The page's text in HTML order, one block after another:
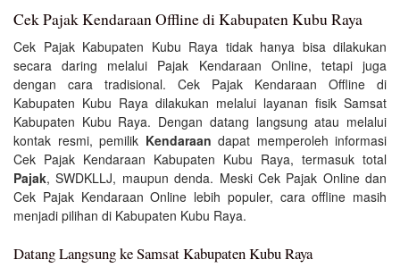
Cek Pajak Kendaraan Offline di Kabupaten Kubu Raya
Cek Pajak Kabupaten Kubu Raya tidak hanya bisa dilakukan
secara daring melalui Pajak Kendaraan Online, tetapi juga
dengan cara tradisional. Cek Pajak Kendaraan Offline di
Kabupaten Kubu Raya dilakukan melalui layanan fisik Samsat
Kabupaten Kubu Raya. Dengan datang langsung atau melalui
kontak resmi, pemilik Kendaraan dapat memperoleh informasi
Cek Pajak Kendaraan Kabupaten Kubu Raya, termasuk total
Pajak, SWDKLLJ, maupun denda. Meski Cek Pajak Online dan
Cek Pajak Kendaraan Online lebih populer, cara offline masih
menjadi pilihan di Kabupaten Kubu Raya.
Datang Langsung ke Samsat Kabupaten Kubu Raya